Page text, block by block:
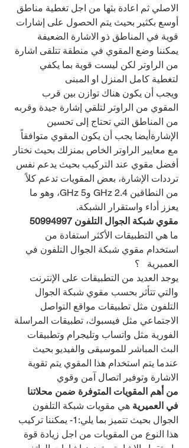
الاصلي ثم اعادة بثها من اجل تغطية مناطق
أوسع بكثير بحيث يتم الحصول على إشارات
قوية في المناطق ذو الاشارة الضعيفة
يمكننا وضع المقوي في منطقة تتلقى اشارة
من الراوتر لكن ليست قوية بما يكفي
لتغطية كامل المنزل او المبنى
ويجب أن يكون هناك توازن بين قرب
المقوي من الراوتر لتلقي إشارة جيدة وقربه
من المناطق التي تحتاج إلى تحسين
الإشارةأيضا يجب أن يكون المقوي متوافقاً
مع معايير الراوتر الخاص بمنزلك بحيث نختار
أفضل مقوي عند التركيب بحيث يدعم نفس
ترددات الإشارة، بعض المقويات تدعم كلاً
من النطاقين 2.4 GHz و5 GHz، وهو ما
يعزز أداء واستقرار الشبكة.
مقوي شبكة الجوال التلفون 50994997
ما هي التطبيقات الأكثر استفادة من
استخدام مقوي شبكة الجوال التلفون في
العميرية   ؟
يوجد العديد من التطبيقات على الإنترنت
والتي تتأثر بحسب مقوي شبكة الجوال
التلفون مثل تطبيقات مواقع التواصل
الاجتماعي مثل فيسبوك، تطبيقات المراسلة
الفورية مثل واتساب وتليجرام وتطبيقات
البث المباشر للموسيقى والفيديو بحيث
عندما يتم استخدام هذا المقوي يتم تقوية
الاشارة وتوفير اتصال آمن وقوي
من أهم المقويات المتوفرة ضمن محلاتنا
في العميرية هي مقويات شبكة التلفون
الجوال بحيث تتميز بما يلي:1- يمكننا تركيب
هذا النوع من المقويات من اجل زيادة قوة